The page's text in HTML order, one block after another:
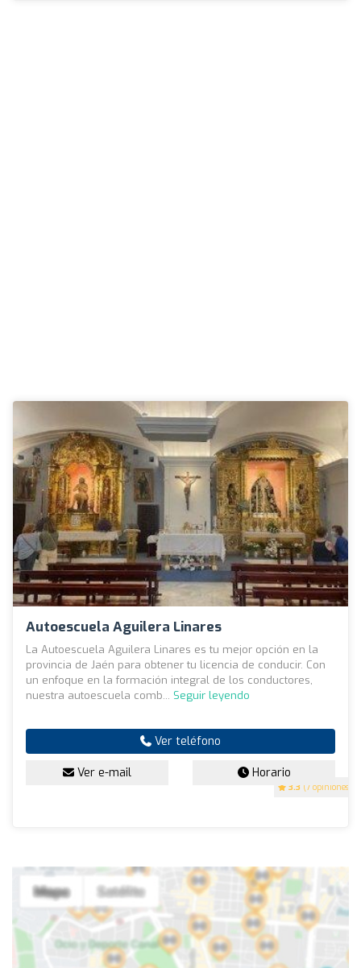
Autoescuela Aguilera Linares
3.3 (7 opiniones)
La Autoescuela Aguilera Linares es tu mejor opción en la
provincia de Jaén para obtener tu licencia de conducir. Con
un enfoque en la formación integral de los conductores,
nuestra autoescuela comb... Seguir leyendo
Ver teléfono
Ver e-mail Horario